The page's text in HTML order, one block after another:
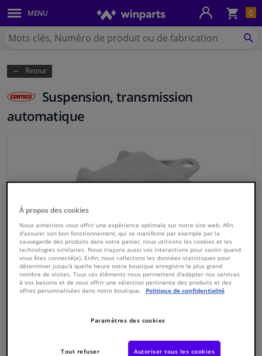
0
MENU
Carrosserie & tôles
Feux & ampoules
Freinage
Système d'échappement
Refroidissement & chauffage
Filtres & liquides
Bagages & transport
Fenêtres & accessoires
Intérieur & ameublement
Styling & Performance
Chercher
Winparts.be
Retour
Suspension, transmission
automatique
Numéro de produit d'origine:
À propos des cookies
Nous aimerions vous offrir une expérience optimale sur notre site web. Afin
d'assurer son bon fonctionnement, qui se manifeste par exemple par la
sauvegarde des produits dans votre panier, nous utilisons les cookies et les
technologies similaires. Nous traçons aussi vos interactions pour savoir quand
vous êtes connecté(e). Enfin, nous collectons les données statistiques pour
déterminer jusqu'à quelle heure notre boutique enregistre le plus grand
nombre de visites. Tous ces éléments nous permettent d'adapter nos services
à vos besoins et de vous offrir une sélection pertinente des produits et des
offres personnalisées dans notre boutique.
Politique de confidentialité
Paramètres des cookies
Tout refuser Autoriser tous les cookies